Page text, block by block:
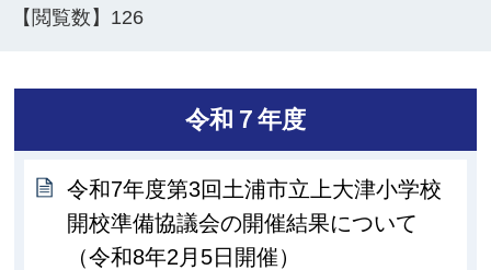
【閲覧数】 126
令和７年度
令和7年度第3回土浦市立上大津小学校
開校準備協議会の開催結果について
（令和8年2月5日開催）